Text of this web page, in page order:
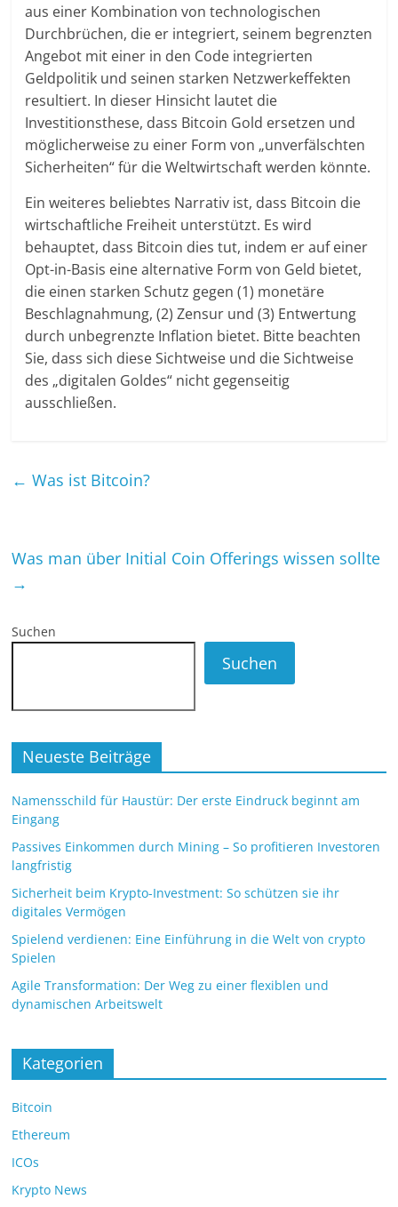
aus einer Kombination von technologischen
Durchbrüchen, die er integriert, seinem begrenzten
Angebot mit einer in den Code integrierten
Geldpolitik und seinen starken Netzwerkeffekten
resultiert. In dieser Hinsicht lautet die
Investitionsthese, dass Bitcoin Gold ersetzen und
möglicherweise zu einer Form von „unverfälschten
Sicherheiten“ für die Weltwirtschaft werden könnte.
Ein weiteres beliebtes Narrativ ist, dass Bitcoin die
wirtschaftliche Freiheit unterstützt. Es wird
behauptet, dass Bitcoin dies tut, indem er auf einer
Opt-in-Basis eine alternative Form von Geld bietet,
die einen starken Schutz gegen (1) monetäre
Beschlagnahmung, (2) Zensur und (3) Entwertung
durch unbegrenzte Inflation bietet. Bitte beachten
Sie, dass sich diese Sichtweise und die Sichtweise
des „digitalen Goldes“ nicht gegenseitig
ausschließen.
← Was ist Bitcoin?
Was man über Initial Coin Offerings wissen sollte
→
Suchen
Suchen
Neueste Beiträge
Namensschild für Haustür: Der erste Eindruck beginnt am
Eingang
Passives Einkommen durch Mining – So profitieren Investoren
langfristig
Sicherheit beim Krypto-Investment: So schützen sie ihr
digitales Vermögen
Spielend verdienen: Eine Einführung in die Welt von crypto
Spielen
Agile Transformation: Der Weg zu einer flexiblen und
dynamischen Arbeitswelt
Kategorien
Bitcoin
Ethereum
ICOs
Krypto News